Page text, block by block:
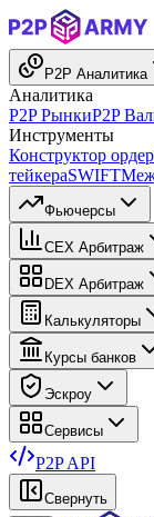
P2P Аналитика
Аналитика
P2P РынкиP2P
Инструменты
Конструктор
тейкераSWIFT
Фьючерсы
CEX Арбитраж
DEX Арбитраж
Калькуляторы
Курсы банков
Эскроу
Сервисы
P2P API
Свернуть